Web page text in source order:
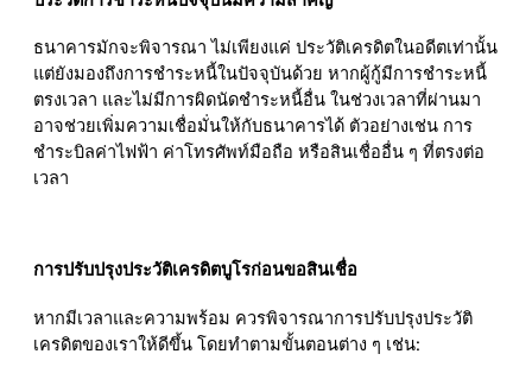
ธนาคารมักจะพิจารณา ไม่เพียงแค่ ประวัติเครดิตในอดีตเท่านั้น
แต่ยังมองถึงการชำระหนี้ในปัจจุบันด้วย หากผู้กู้มีการชำระหนี้
ตรงเวลา และไม่มีการผิดนัดชำระหนี้อื่น ในช่วงเวลาที่ผ่านมา
อาจช่วยเพิ่มความเชื่อมั่นให้กับธนาคารได้ ตัวอย่างเช่น การ
ชำระบิลค่าไฟฟ้า ค่าโทรศัพท์มือถือ หรือสินเชื่ออื่น ๆ ที่ตรงต่อ
เวลา
การปรับปรุงประวัติเครดิตบูโรก่อนขอสินเชื่อ
หากมีเวลาและความพร้อม ควรพิจารณาการปรับปรุงประวัติ
เครดิตของเราให้ดีขึ้น โดยทำตามขั้นตอนต่าง ๆ เช่น: